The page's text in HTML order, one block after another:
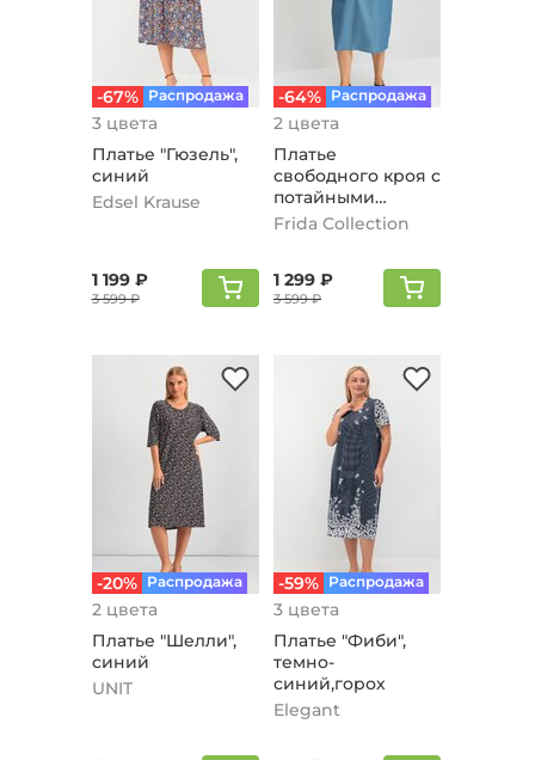
-67% Распродажа
3 цвета
Платье "Гюзель",
синий
Edsel Krause
1 199 ₽
3 599 ₽
-64% Распродажа
2 цвета
Платье
свободного кроя с
потайными
карманами, синий
Frida Collection
1 299 ₽
3 599 ₽
-20% Распродажа
2 цвета
Платье "Шелли",
синий
UNIT
-59% Распродажа
3 цвета
Платье "Фиби",
темно-
синий,горох
Elegant